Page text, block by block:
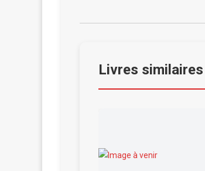
Livres similaires